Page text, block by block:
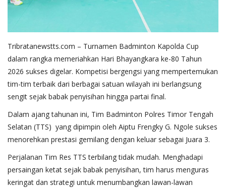
Tribratanewstts.com – Turnamen Badminton Kapolda Cup
dalam rangka memeriahkan Hari Bhayangkara ke-80 Tahun
2026 sukses digelar. Kompetisi bergengsi yang mempertemukan
tim-tim terbaik dari berbagai satuan wilayah ini berlangsung
sengit sejak babak penyisihan hingga partai final.
​Dalam ajang tahunan ini, Tim Badminton Polres Timor Tengah
Selatan (TTS) yang dipimpin oleh Aiptu Frengky G. Ngole sukses
menorehkan prestasi gemilang dengan keluar sebagai Juara 3.
​Perjalanan Tim Res TTS terbilang tidak mudah. Menghadapi
persaingan ketat sejak babak penyisihan, tim harus menguras
keringat dan strategi untuk menumbangkan lawan-lawan